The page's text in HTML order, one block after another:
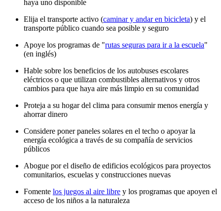
haya uno disponible
Elija el transporte activo (caminar y andar en bicicleta) y el
transporte público cuando sea posible y seguro
Apoye los programas de "rutas seguras para ir a la escuela"
(en inglés)
Hable sobre los beneficios de los autobuses escolares
eléctricos o que utilizan combustibles alternativos y otros
cambios para que haya aire más limpio en su comunidad
Proteja a su hogar del clima para consumir menos energía y
ahorrar dinero
Considere poner paneles solares en el techo o apoyar la
energía ecológica a través de su compañía de servicios
públicos
Abogue por el diseño de edificios ecológicos para proyectos
comunitarios, escuelas y construcciones nuevas
Fomente los juegos al aire libre y los programas que apoyen el
acceso de los niños a la naturaleza